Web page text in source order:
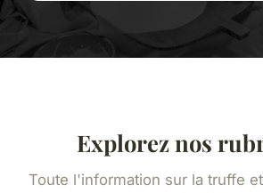
Explorez nos
Toute l'information sur la truffe